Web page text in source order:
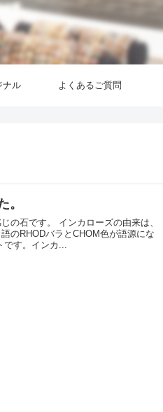
ナル よくあるご質問
。
の石です。 インカローズの由来は、
のRHODバラとCHOM色が語源にな
ロサイトです。インカ...